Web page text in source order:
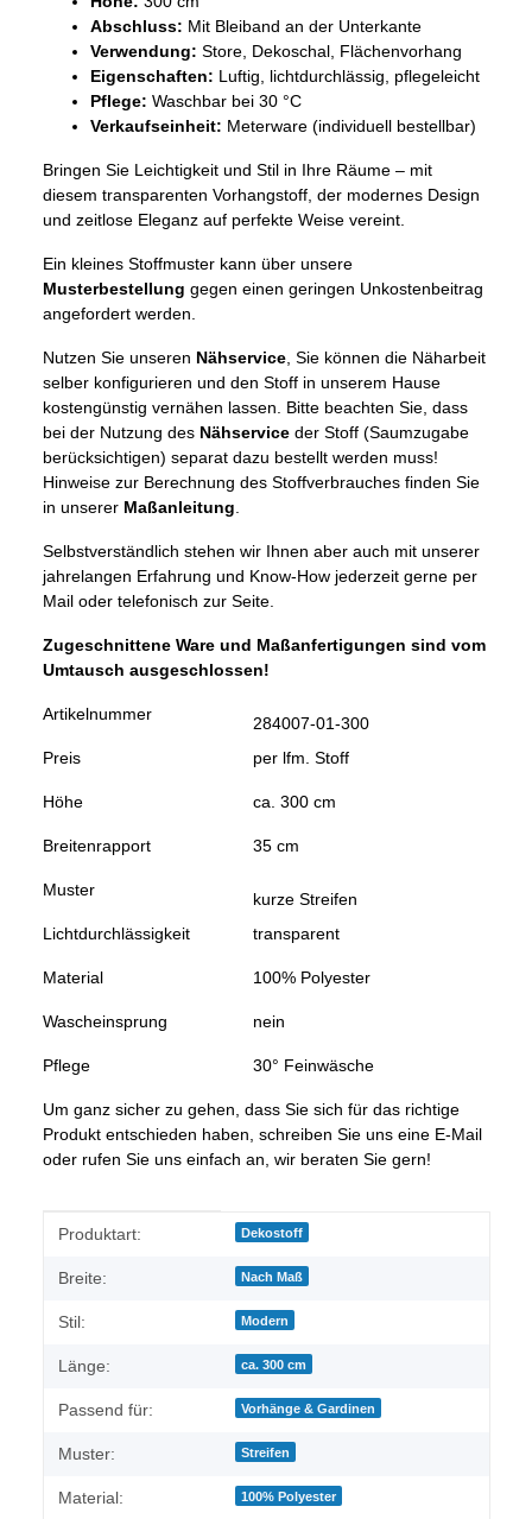
Abschluss: Mit Bleiband an der Unterkante
Verwendung: Store, Dekoschal, Flächenvorhang
Eigenschaften: Luftig, lichtdurchlässig, pflegeleicht
Pflege: Waschbar bei 30 °C
Verkaufseinheit: Meterware (individuell bestellbar)
Bringen Sie Leichtigkeit und Stil in Ihre Räume – mit
diesem transparenten Vorhangstoff, der modernes Design
und zeitlose Eleganz auf perfekte Weise vereint.
Ein kleines Stoffmuster kann über unsere
Musterbestellung gegen einen geringen Unkostenbeitrag
angefordert werden.
Nutzen Sie unseren Nähservice , Sie können die Näharbeit
selber konfigurieren und den Stoff in unserem Hause
kostengünstig vernähen lassen. Bitte beachten Sie, dass
bei der Nutzung des Nähservice der Stoff (Saumzugabe
berücksichtigen) separat dazu bestellt werden muss!
Hinweise zur Berechnung des Stoffverbrauches finden Sie
in unserer Maßanleitung
Selbstverständlich stehen wir Ihnen aber auch mit unserer
jahrelangen Erfahrung und Know-How jederzeit gerne per
Mail oder telefonisch zur Seite.
Zugeschnittene Ware und Maßanfertigungen sind vom
Umtausch ausgeschlossen!
Artikelnummer
284007-01-300
Preis
per lfm. Stoff
Höhe ca. 300 cm
Breitenrapport 35 cm
Muster
kurze Streifen
Lichtdurchlässigkeit
transparent
Material 100% Polyester
Wascheinsprung nein
Pflege 30° Feinwäsche
Um ganz sicher zu gehen, dass Sie sich für das richtige
Produkt entschieden haben, schreiben Sie uns eine E-Mail
oder rufen Sie uns einfach an, wir beraten Sie gern!
Produkteigenschaft
Wert
Produktart: Dekostoff
Breite: Nach Maß
Stil: Modern
Länge: ca. 300 cm
Passend für: Vorhänge & Gardinen
Muster: Streifen
Material: 100% Polyester